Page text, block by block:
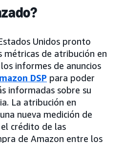
Unidos pronto
métricas de atribución en
informes de anuncios
DSP para poder
informadas sobre su
La atribución en
nueva medición de
crédito de las
de Amazon entre los